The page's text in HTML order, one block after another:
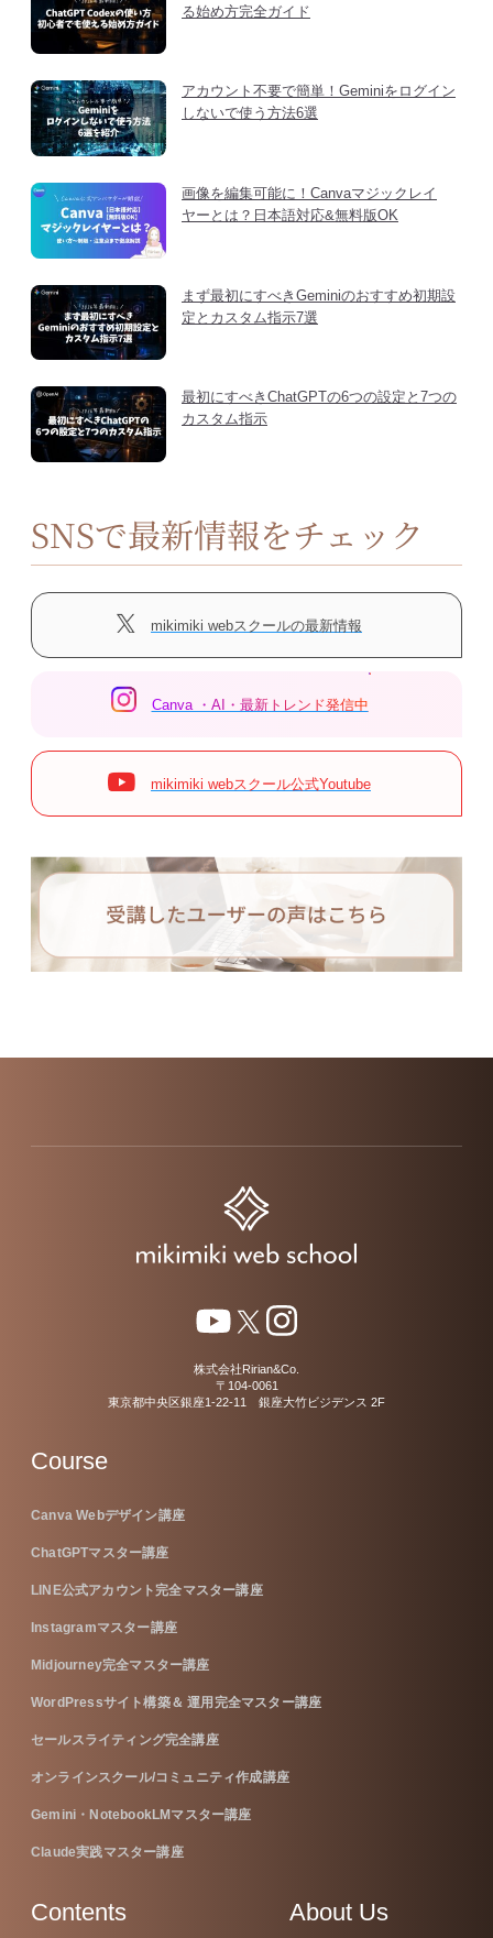
る始め方完全ガイド
アカウント不要で簡単！Geminiをログイン
しないで使う方法6選
画像を編集可能に！Canvaマジックレイ
ヤーとは？日本語対応&無料版OK
まず最初にすべきGeminiのおすすめ初期設
定とカスタム指示7選
最初にすべきChatGPTの6つの設定と7つの
カスタム指示
SNSで最新情報をチェック
mikimiki webスクールの最新情報
Canva ・AI・最新トレンド発信中
mikimiki webスクール公式Youtube
株式会社Ririan&Co.
〒104-0061
東京都中央区銀座1-22-11 銀座大竹ビジデンス 2F
Course
Canva Webデザイン講座
ChatGPTマスター講座
LINE公式アカウント完全マスター講座
Instagramマスター講座
Midjourney完全マスター講座
WordPressサイト構築＆ 運用完全マスター講座
セールスライティング完全講座
オンラインスクール/コミュニティ作成講座
Gemini・NotebookLMマスター講座
Claude実践マスター講座
Contents About Us